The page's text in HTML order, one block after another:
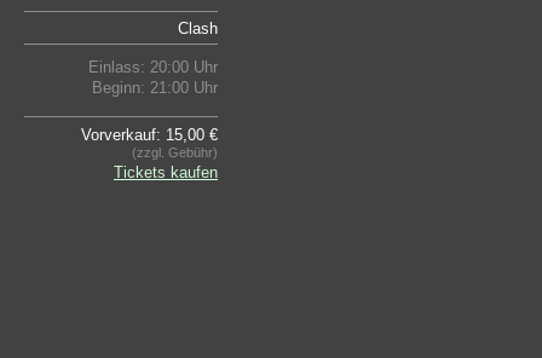
Clash
Einlass: 20:00 Uhr
Beginn: 21:00 Uhr
Vorverkauf: 15,00 €
(zzgl. Gebühr)
Tickets kaufen